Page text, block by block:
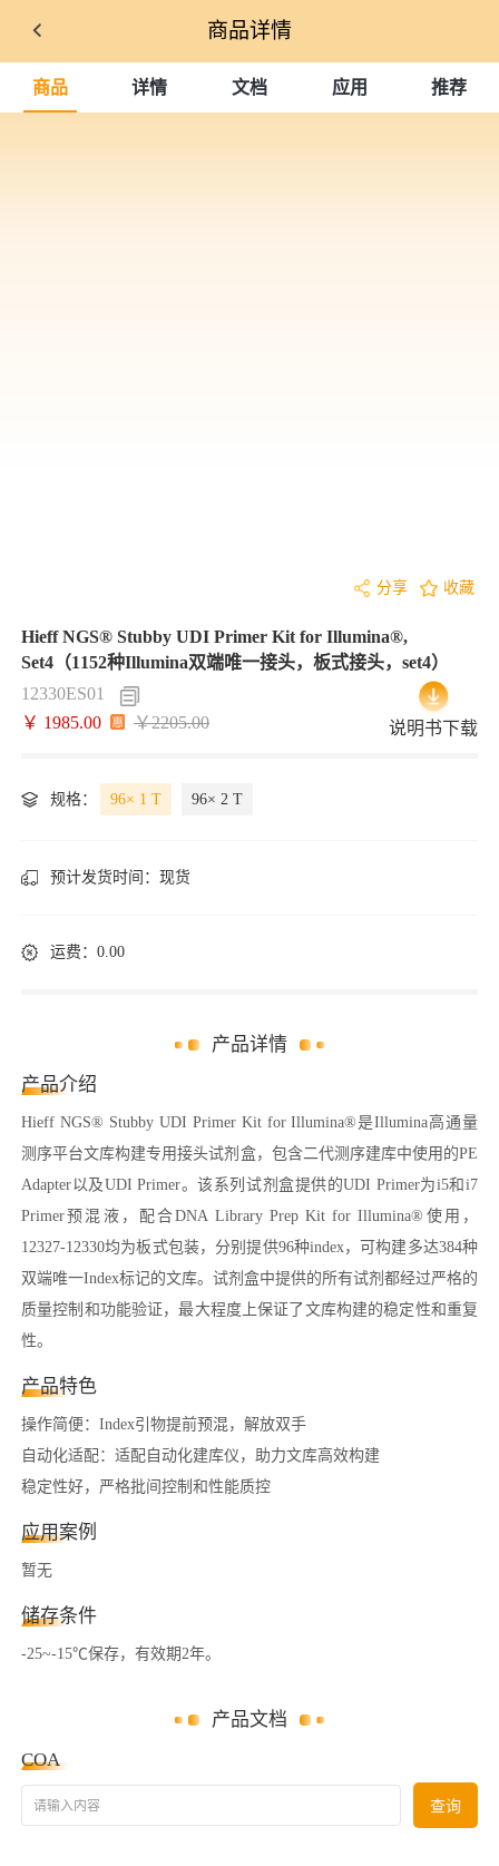
商品详情
商品 详情 文档 应用 推荐
分享 收藏
Hieff NGS® Stubby UDI Primer Kit for Illumina®,
Set4（1152种Illumina双端唯一接头，板式接头，set4）
12330ES01
￥ 1985.00
￥2205.00 说明书下载
规格： 96× 1 T 96× 2 T
预计发货时间： 现货
运费：0.00
产品详情
产品介绍
Hieff NGS® Stubby UDI Primer Kit for Illumina®是Illumina高通量
测序平台文库构建专用接头试剂盒，包含二代测序建库中使用的PE
Adapter以及UDI Primer。该系列试剂盒提供的UDI Primer为i5和i7
Primer预混液，配合DNA Library Prep Kit for Illumina®使用，
12327-12330均为板式包装，分别提供96种index，可构建多达384种
双端唯一Index标记的文库。试剂盒中提供的所有试剂都经过严格的
质量控制和功能验证，最大程度上保证了文库构建的稳定性和重复
性。
产品特色
操作简便：Index引物提前预混，解放双手
自动化适配：适配自动化建库仪，助力文库高效构建
稳定性好，严格批间控制和性能质控
应用案例
暂无
储存条件
-25~-15℃保存，有效期2年。
产品文档
COA
请输入内容 查询